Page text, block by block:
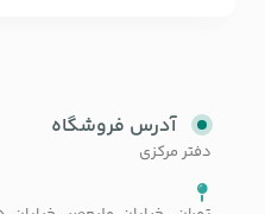
آدرس فروشگاه
دفتر مرکزی